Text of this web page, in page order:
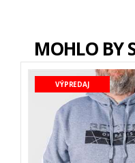
MOHLO BY
VÝPREDAJ